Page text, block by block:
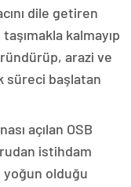
dile getiren
kalmayıp
arazi ve
süreci başlatan
açılan OSB
istihdam
yoğun olduğu